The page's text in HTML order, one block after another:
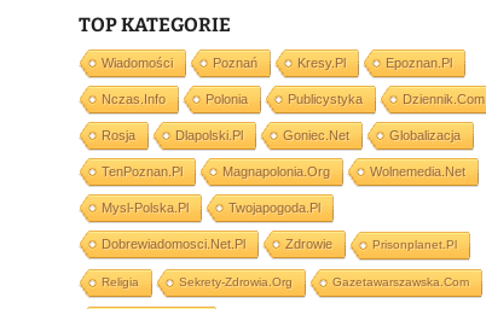
TOP KATEGORIE
Wiadomości Poznań Kresy.pl Epoznan.pl
Nczas.info Polonia Publicystyka Dziennik.com
Rosja Dlapolski.pl Goniec.net Globalizacja
TenPoznan.pl Magnapolonia.org Wolnemedia.net
Mysl-Polska.pl Twojapogoda.pl
Dobrewiadomosci.net.pl Zdrowie Prisonplanet.pl
Religia Sekrety-Zdrowia.org Gazetawarszawska.com